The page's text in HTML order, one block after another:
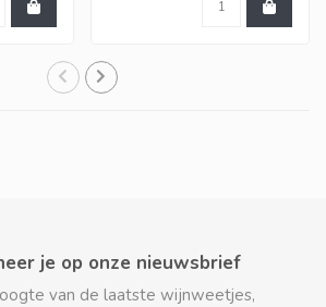
je op onze nieuwsbrief
van de laatste wijnweetjes,